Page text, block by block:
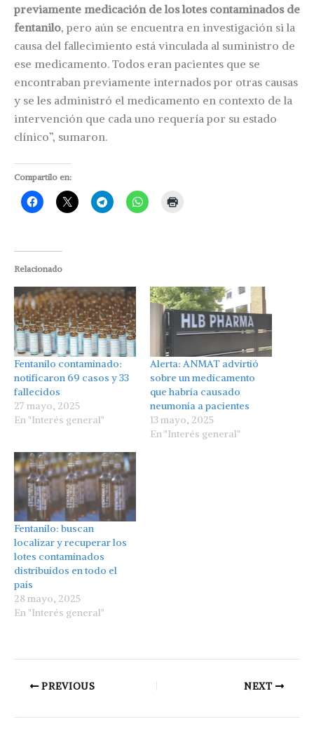
previamente medicación de los lotes contaminados de
fentanilo, pero aún se encuentra en investigación si la
causa del fallecimiento está vinculada al suministro de
ese medicamento. Todos eran pacientes que se
encontraban previamente internados por otras causas
y se les administró el medicamento en contexto de la
intervención que cada uno requería por su estado
clínico”, sumaron.
Compartilo en:
Relacionado
Fentanilo contaminado:
notificaron 69 casos y 33
fallecidos
27 mayo, 2025
En "Interés general"
Alerta: ANMAT advirtió
sobre un medicamento
que habría causado
neumonía a pacientes
13 mayo, 2025
En "Interés general"
Fentanilo: buscan
localizar y recuperar los
lotes contaminados
distribuidos en todo el
país
28 mayo, 2025
En "Interés general"
PREVIOUS NEXT